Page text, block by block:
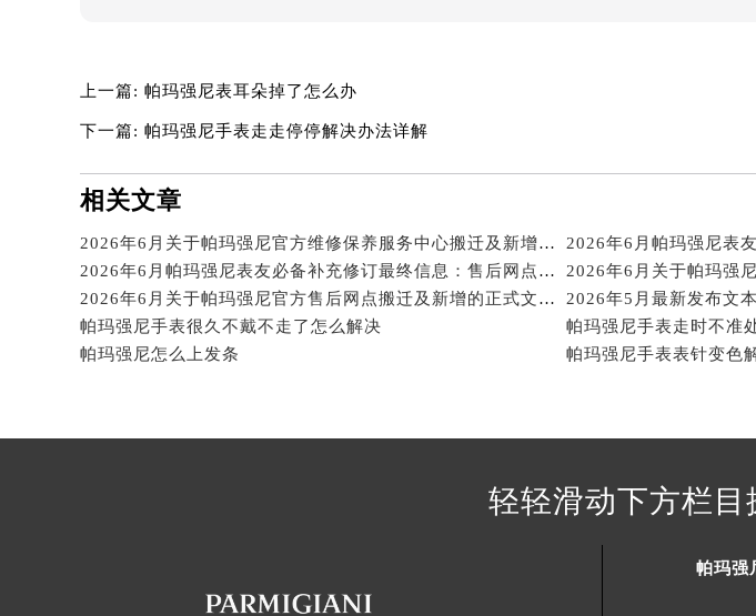
辽宁省沈阳市沈河区中街路137号亨得利名表维修授权店1楼帕玛强尼
辽宁省沈阳市沈河区中街路83号亨得利名表维修授权店1楼帕玛强尼售
内蒙古自治区阿拉善盟市左旗土尔扈特大街帕玛强尼售后服务中心（
内蒙古自治区巴彦淖尔市临河区新华街帕玛强尼售后服务中心（需提前
内蒙古自治区包头市青山区幸福路甲3号王府井百货名表维修帕玛强尼
内蒙古自治区赤峰市红山区哈达街帕玛强尼售后服务中心（需提前预
内蒙古自治区乌兰察布市集宁区恩和大街帕玛强尼售后服务中心（需
内蒙古自治区兴安盟市乌兰浩特市兴安大街帕玛强尼售后服务中心（
山西省大同市平城区迎宾街帕玛强尼售后服务中心（需提前预约）
上一篇: 帕玛强尼表耳朵掉了怎么办
下一篇: 帕玛强尼手表走走停停解决办法详解
相关文章
2026年6月关于帕玛强尼官方维修保养服务中心搬迁及新增的正式文件
2026年6月帕玛强尼表
2026年6月帕玛强尼表友必备补充修订最终信息：售后网点搬迁及新开
2026年6月关于帕玛强尼官方售后网点搬迁及新增的正式文件（修订）
帕玛强尼手表很久不戴不走了怎么解决
帕玛强尼手表走时不准
帕玛强尼怎么上发条
帕玛强尼手表表针变色
轻轻滑动下方栏
帕玛强